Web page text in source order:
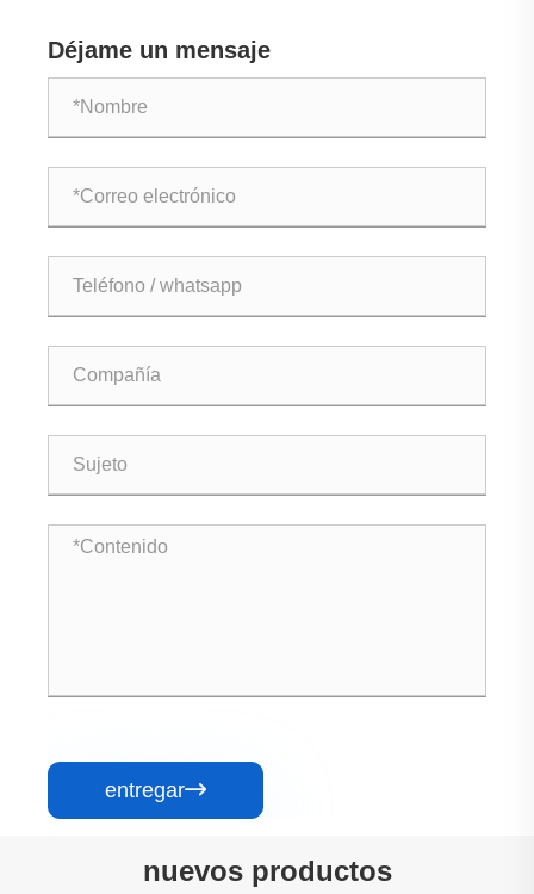
Déjame un mensaje
entregar
nuevos productos